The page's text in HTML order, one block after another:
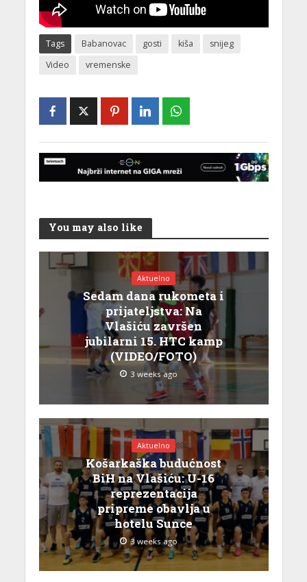
Tags Babanovac gosti kiša
snijeg
Video
vremenske
You may also like
Aktuelno
Sedam dana rukometa i
prijateljstva: Na
Vlašiću završen
jubilarni 15. HTC kamp
(VIDEO/FOTO)
3 weeks ago
Aktuelno
Košarkaška budućnost
BiH na Vlašiću: U-16
reprezentacija
pripreme obavlja u
hotelu Sunce
3 weeks ago